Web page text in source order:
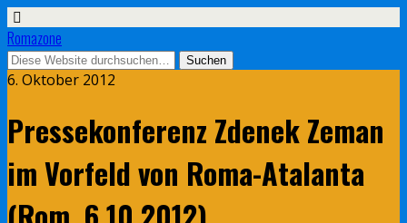
Romazone
6. Oktober 2012
Pressekonferenz Zdenek Zeman
im Vorfeld von Roma-Atalanta